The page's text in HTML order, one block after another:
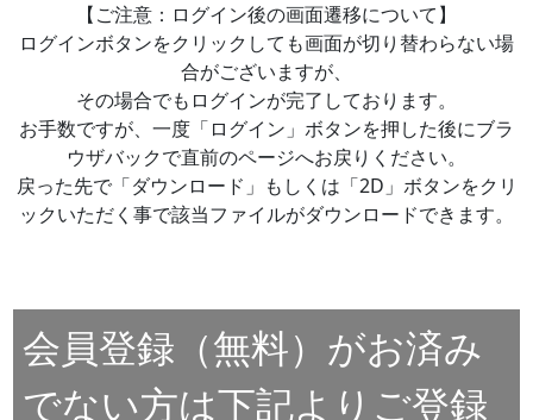
【ご注意：ログイン後の画面遷移について】
ログインボタンをクリックしても画面が切り替わらない場
合がございますが、
その場合でもログインが完了しております。
お手数ですが、一度「ログイン」ボタンを押した後にブラ
ウザバックで直前のページへお戻りください。
戻った先で「ダウンロード」もしくは「2D」ボタンをクリ
ックいただく事で該当ファイルがダウンロードできます。
会員登録（無料）がお済み
でない方は下記よりご登録